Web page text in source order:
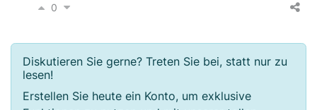
0
Diskutieren Sie gerne? Treten Sie bei, statt nur zu
lesen!
Erstellen Sie heute ein Konto, um exklusive